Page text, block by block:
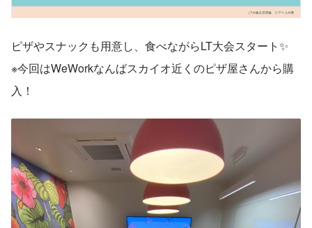
ピザやスナックも用意し、食べながらLT大会スタート✨
※今回はWeWorkなんばスカイオ近くのピザ屋さんから購
入！